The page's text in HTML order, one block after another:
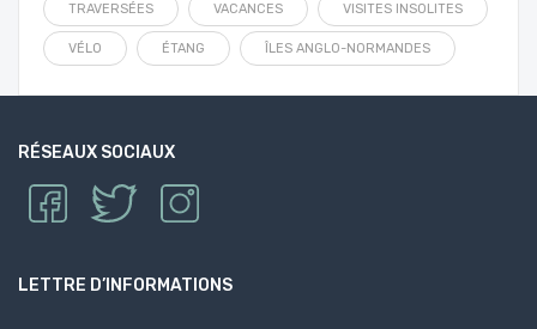
TRAVERSÉES VACANCES VISITES INSOLITES
VÉLO ÉTANG ÎLES ANGLO-NORMANDES
RÉSEAUX SOCIAUX
LETTRE D’INFORMATIONS